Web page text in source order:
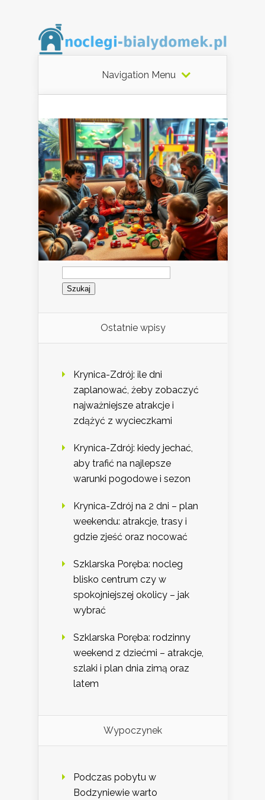
Navigation Menu
Szukaj:
Ostatnie wpisy
Krynica-Zdrój: ile dni
zaplanować, żeby zobaczyć
najważniejsze atrakcje i
zdążyć z wycieczkami
Krynica-Zdrój: kiedy jechać,
aby trafić na najlepsze
warunki pogodowe i sezon
Krynica-Zdrój na 2 dni – plan
weekendu: atrakcje, trasy i
gdzie zjeść oraz nocować
Szklarska Poręba: nocleg
blisko centrum czy w
spokojniejszej okolicy – jak
wybrać
Szklarska Poręba: rodzinny
weekend z dziećmi – atrakcje,
szlaki i plan dnia zimą oraz
latem
Wypoczynek
Podczas pobytu w
Bodzyniewie warto